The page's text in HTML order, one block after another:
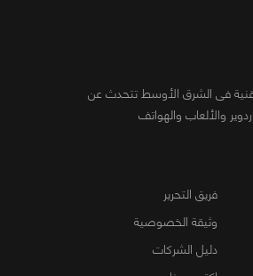
فى الشرق الأوسط تتحدث عن
والألعاب والهواتف
فريق التحرير
وثيقة الخصوصية
دليل الشركات